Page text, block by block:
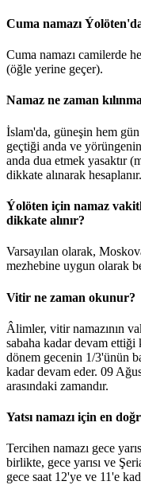
Cuma namazı
Cuma namazı camilerde
(öğle yerine geçer).
Namaz ne zaman
İslam'da, güneşin hem
geçtiği anda ve
anda dua etmek yasaktır
dikkate alınarak hesaplanır.
Ýolöten için namaz
dikkate alınır?
Varsayılan olarak,
mezhebine uygun olarak
Vitir ne zaman okunur?
Âlimler, vitir namazının
sabaha kadar devam
dönem gecenin 1/3'ünün
kadar devam eder. 09
arasındaki zamandır.
Yatsı namazı için en
Tercihen namazı gece
birlikte, gece yarısı ve
gece saat 12'ye ve 11'e